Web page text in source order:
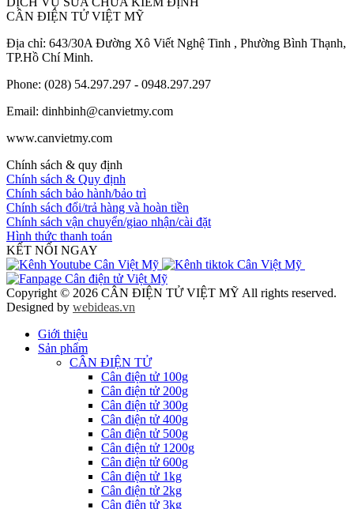
CÂN ĐIỆN TỬ VIỆT MỸ
Địa chỉ: 643/30A Đường Xô Viết Nghệ Tinh , Phường Bình Thạnh,
TP.Hồ Chí Minh.
Phone: (028) 54.297.297 - 0948.297.297
Email: dinhbinh@canvietmy.com
www.canvietmy.com
Chính sách & quy định
Chính sách & Quy định
Chính sách bảo hành/bảo trì
Chính sách đổi/trả hàng và hoàn tiền
Chính sách vận chuyển/giao nhận/cài đặt
Hình thức thanh toán
KẾT NỐI NGAY
Copyright © 2026 CÂN ĐIỆN TỬ VIỆT MỸ All rights reserved.
Designed by webideas.vn
Giới thiệu
Sản phẩm
CÂN ĐIỆN TỬ
Cân điện tử 100g
Cân điện tử 200g
Cân điện tử 300g
Cân điện tử 400g
Cân điện tử 500g
Cân điện tử 1200g
Cân điện tử 600g
Cân điện tử 1kg
Cân điện tử 2kg
Cân điện tử 3kg